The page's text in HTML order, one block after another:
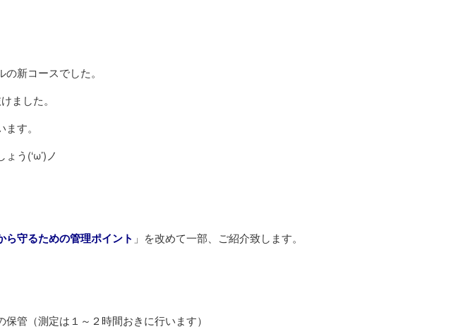
新コースでした。
ました。
す。
う(‘ω’)ノ
守るための管理ポイント 」を改めて一部、ご紹介致します。
管（測定は１～２時間おきに行います）